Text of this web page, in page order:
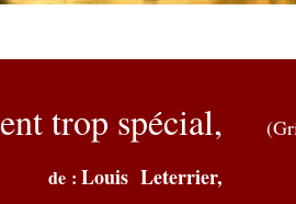
trop spécial,
de :Louis Leterrier,